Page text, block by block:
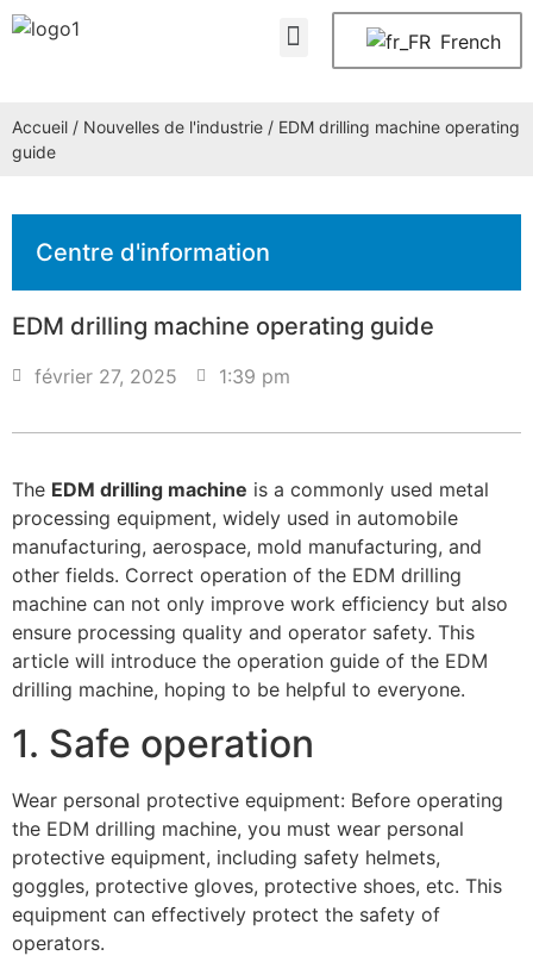
French
Accueil / Nouvelles de l'industrie / EDM drilling machine operating
guide
Centre d'information
EDM drilling machine operating guide
février 27, 2025 1:39 pm
The EDM drilling machine is a commonly used metal
processing equipment, widely used in automobile
manufacturing, aerospace, mold manufacturing, and
other fields. Correct operation of the EDM drilling
machine can not only improve work efficiency but also
ensure processing quality and operator safety. This
article will introduce the operation guide of the EDM
drilling machine, hoping to be helpful to everyone.
1. Safe operation
Wear personal protective equipment: Before operating
the EDM drilling machine, you must wear personal
protective equipment, including safety helmets,
goggles, protective gloves, protective shoes, etc. This
equipment can effectively protect the safety of
operators.